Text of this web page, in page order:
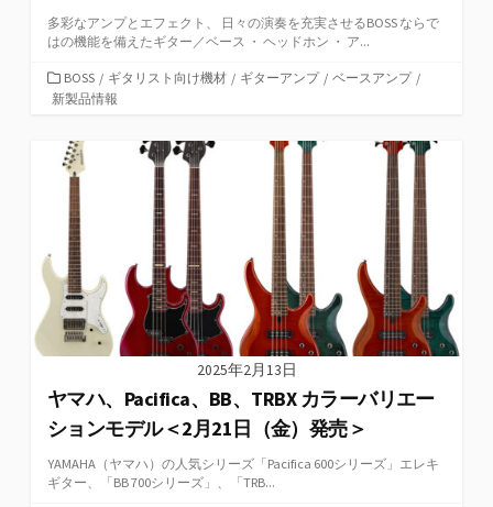
多彩なアンプとエフェクト、 日々の演奏を充実させるBOSS ならで
はの機能を備えたギター／ベース ・ ヘッドホン ・ ア...
カ
テ
リ
ー
BOSS / ギタリスト向け機材 / ギターアンプ / ベースアンプ /
新製品情報
2025年2月13日
ヤマハ、Pacifica、BB、TRBX カラーバリエー
ションモデル＜2月21日（金）発売＞
YAMAHA（ヤマハ）の人気シリーズ「Pacifica 600シリーズ」エレキ
ギター、「BB 700シリーズ」、「TRB...